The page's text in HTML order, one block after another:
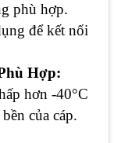
phù hợp.
để kết nối
Hợp:
hơn -40°C
của cáp.